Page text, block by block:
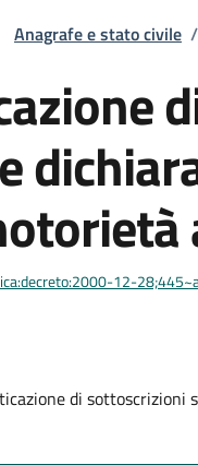
pane
Anagrafe e stato civile /
12-
di